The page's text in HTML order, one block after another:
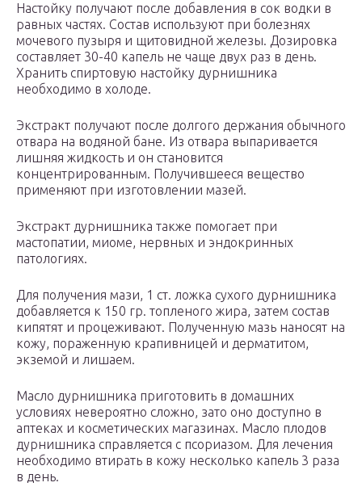
Настойку получают после добавления в сок водки в
равных частях. Состав используют при болезнях
мочевого пузыря и щитовидной железы. Дозировка
составляет 30-40 капель не чаще двух раз в день.
Хранить спиртовую настойку дурнишника
необходимо в холоде.
Экстракт получают после долгого держания обычного
отвара на водяной бане. Из отвара выпаривается
лишняя жидкость и он становится
концентрированным. Получившееся вещество
применяют при изготовлении мазей.
Экстракт дурнишника также помогает при
мастопатии, миоме, нервных и эндокринных
патологиях.
Для получения мази, 1 ст. ложка сухого дурнишника
добавляется к 150 гр. топленого жира, затем состав
кипятят и процеживают. Полученную мазь наносят на
кожу, пораженную крапивницей и дерматитом,
экземой и лишаем.
Масло дурнишника приготовить в домашних
условиях невероятно сложно, зато оно доступно в
аптеках и косметических магазинах. Масло плодов
дурнишника справляется с псориазом. Для лечения
необходимо втирать в кожу несколько капель 3 раза
в день.